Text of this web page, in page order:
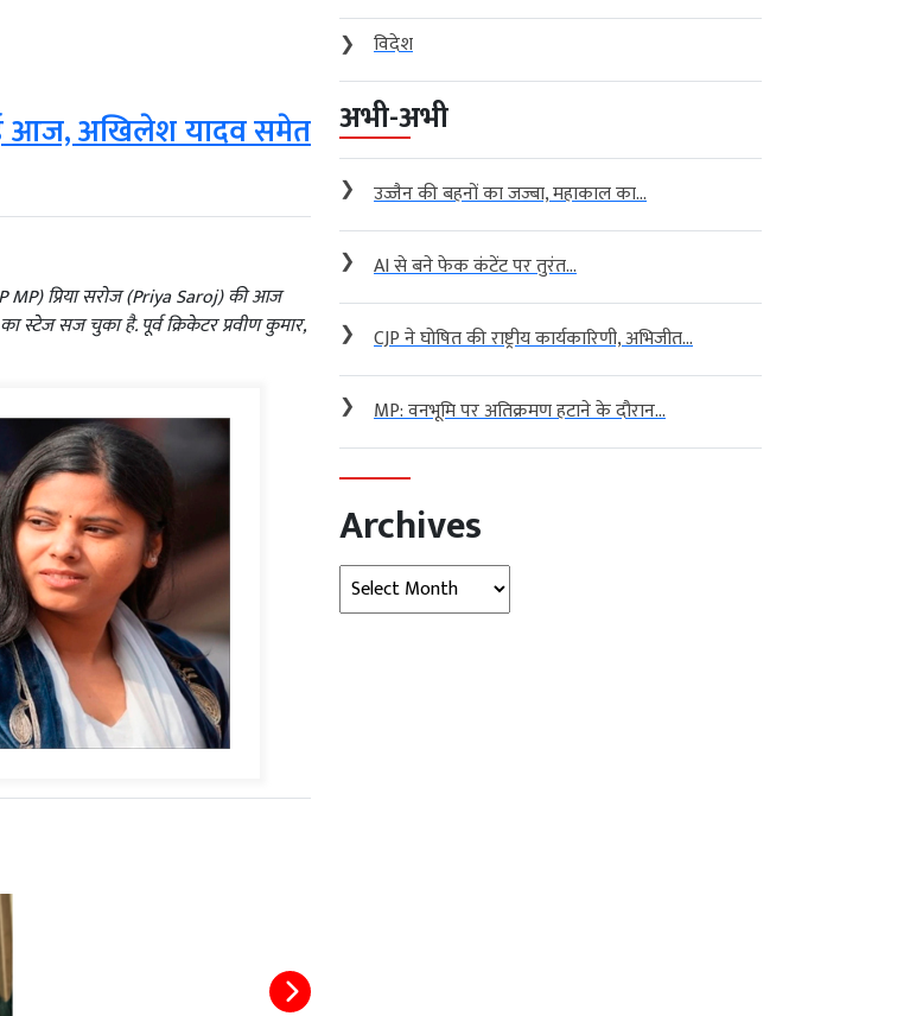
आज, अखिलेश यादव समेत
प्रिया सरोज (Priya Saroj) की आज
सज चुका है. पूर्व क्रिकेटर प्रवीण कुमार,
❯
विदेश
अभी-अभी
❯ उज्जैन की बहनों का जज्बा, महाकाल का...
❯ AI से बने फेक कंटेंट पर तुरंत...
❯ CJP ने घोषित की राष्ट्रीय कार्यकारिणी, अभिजीत...
❯ MP: वनभूमि पर अतिक्रमण हटाने के दौरान...
Archives
Archives